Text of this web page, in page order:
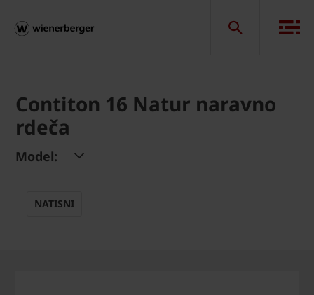
Contiton 16 Natur naravno
rdeča
Model:
NATISNI